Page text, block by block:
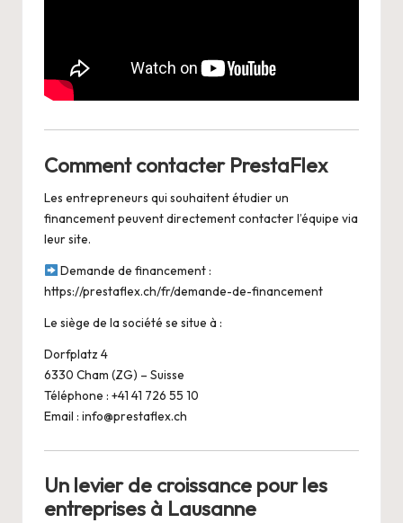
Comment contacter PrestaFlex
Les entrepreneurs qui souhaitent étudier un
financement peuvent directement contacter l’équipe via
leur site.
Demande de financement :
https://prestaflex.ch/fr/demande-de-financement
Le siège de la société se situe à :
Dorfplatz 4
6330 Cham (ZG) – Suisse
Téléphone : +41 41 726 55 10
Email : info@prestaflex.ch
Un levier de croissance pour les
entreprises à Lausanne